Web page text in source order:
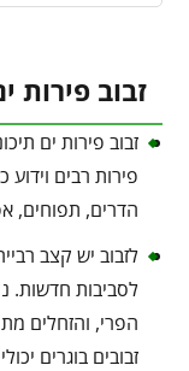
זבוב פירות
זבוב פירות ים
פירות רבים וידוע
הדרים, תפוחים,
לזבוב יש קצב
לסביבות חדשות.
הפרי, והזחלים